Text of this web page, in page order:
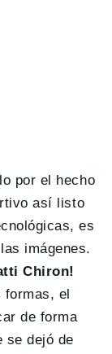
por el hecho
así listo
es
imágenes.
Chiron!
formas, el
de forma
se dejó de